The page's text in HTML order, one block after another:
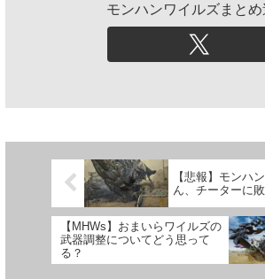
モンハンワイルズまとめ
【悲報】モンハ
ん、チーターに
【MHWs】おまいらワイルズの
武器調整についてどう思って
る？